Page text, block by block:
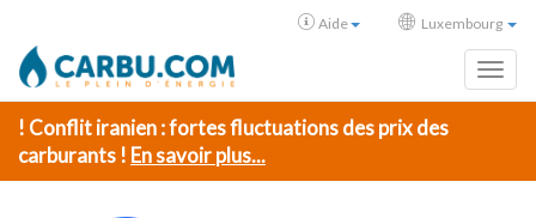
Aide Luxembourg
! Conflit iranien : fortes fluctuations des prix des
carburants ! En savoir plus...